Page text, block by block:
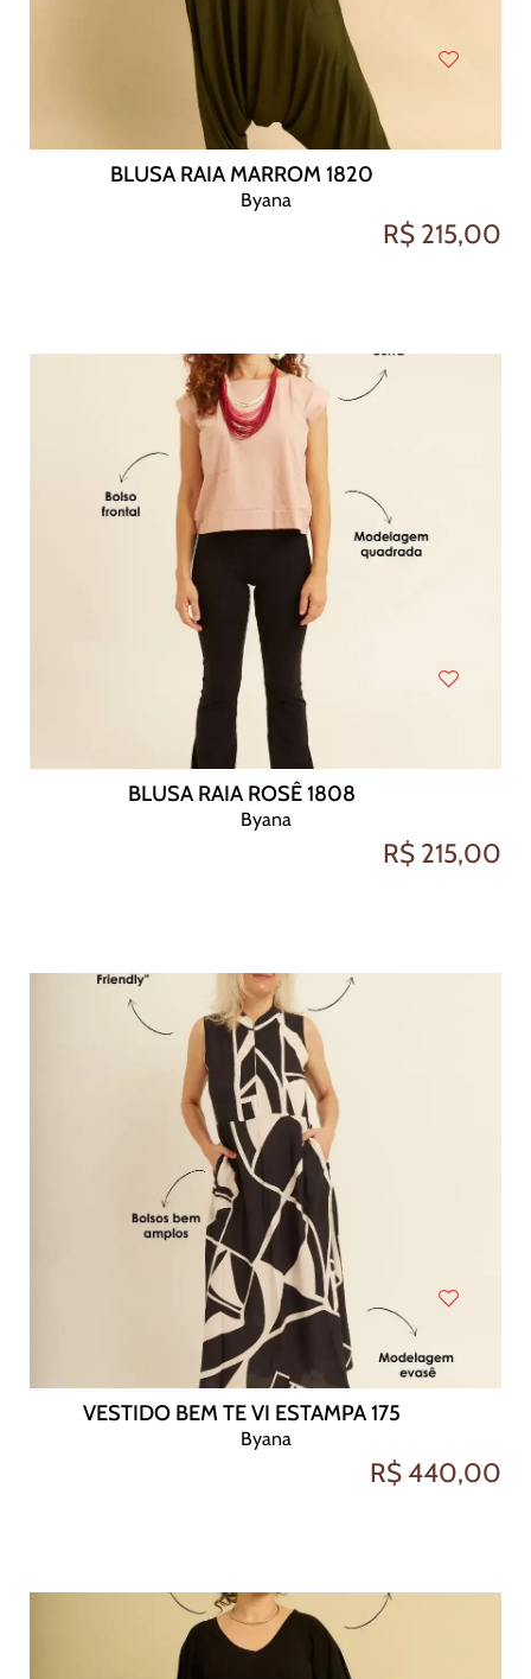
BLUSA RAIA MARROM 1820
Byana
R$ 215,00
BLUSA RAIA ROSÊ 1808
Byana
R$ 215,00
VESTIDO BEM TE VI ESTAMPA 175
Byana
R$ 440,00